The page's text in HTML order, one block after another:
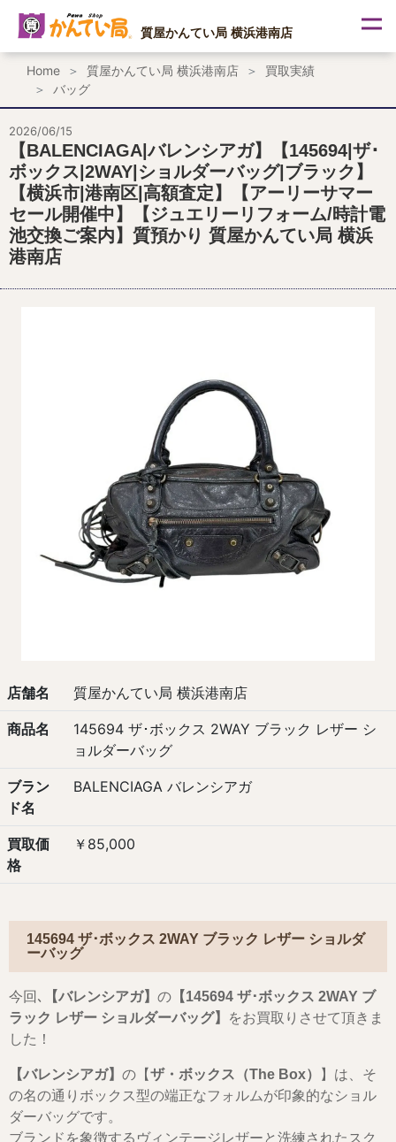
ス
プ
質屋かんてい局 横浜港南店
Home 質屋かんてい局 横浜港南店
買取実績
バッグ
2026/06/15
【BALENCIAGA|バレンシアガ】【145694|ザ･
ボックス|2WAY|ショルダーバッグ|ブラック】
【横浜市|港南区|高額査定】【アーリーサマー
セール開催中】【ジュエリーリフォーム/時計電
池交換ご案内】質預かり 質屋かんてい局 横浜
港南店
店舗名 質屋かんてい局 横浜港南店
商品名
145694 ザ･ボックス 2WAY ブラック レザー シ
ョルダーバッグ
ブラン
ド名
BALENCIAGA バレンシアガ
買取価
格
￥85,000
145694 ザ･ボックス 2WAY ブラック レザー ショルダ
ーバッグ
今回､ 【バレンシアガ】 の 【145694 ザ･ボックス 2WAY ブ
ラック レザー ショルダーバッグ】
をお買取りさせて頂きま
した！
【バレンシアガ】 の【ザ・ボックス（The Box）
】は、そ
の名の通りボックス型の端正なフォルムが印象的なショル
ダーバッグです。
ブランドを象徴するヴィンテージレザーと洗練されたスク